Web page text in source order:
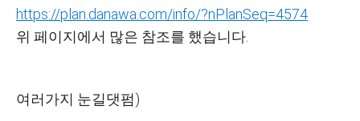
https://plan.danawa.com/info/?nPlanSeq=4574
위 페이지에서 많은 참조를 했습니다.
여러가지 눈길댓펌)